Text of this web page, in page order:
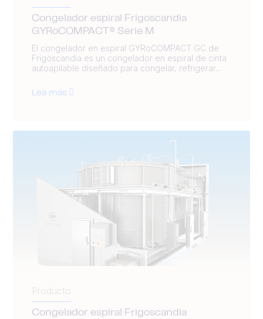
Congelador espiral Frigoscandia
GYRoCOMPACT® Serie M
El congelador en espiral GYRoCOMPACT GC de
Frigoscandia es un congelador en espiral de cinta
autoapilable diseñado para congelar, refrigerar...
Lea más
Producto
Congelador espiral Frigoscandia